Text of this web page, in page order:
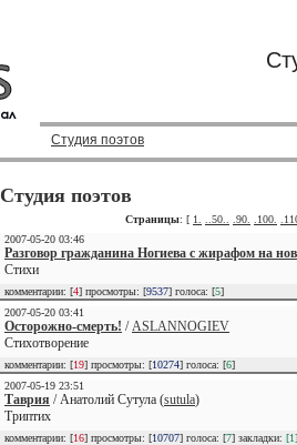
Студия поэтов
Студия поэтов
Страницы: [ 1. ..50.. .90. .100.
2007-05-20 03:46
Разговор гражданина Ногиева с жирафом на
Стихи
комментарии: [4] просмотры: [9537] голоса: [5]
2007-05-20 03:41
Осторожно-смерть! /ASLANNOGIEV
Стихотворение
комментарии: [19] просмотры: [10274] голоса: [6]
2007-05-19 23:51
Таврия / Анатолий Сутула (sutula)
Триптих
комментарии: [16] просмотры: [10707] голоса: [7] закладки: [1]